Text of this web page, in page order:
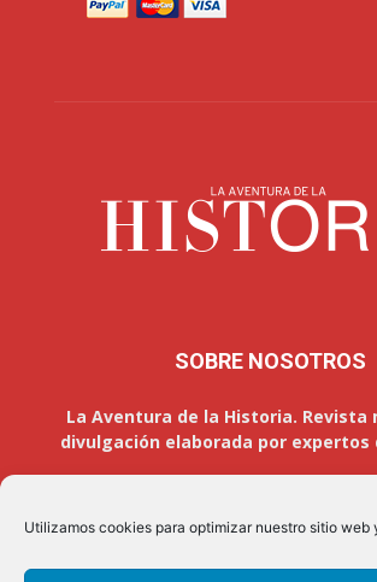
Utilizamos cookies para optimizar nuestro sitio web
SOBRE NOSOTROS
La Aventura de la Historia. Revista
divulgación elaborada por
SÍGUENOS